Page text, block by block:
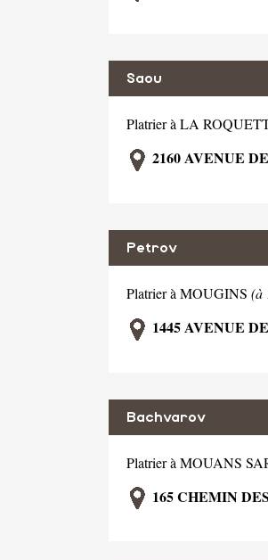
Saou
Platrier à LA
2160 AVENUE
Petrov
Platrier à MOUGINS (à
1445 AVENUE
Bachvarov
Platrier à MOUANS
165 CHEMIN